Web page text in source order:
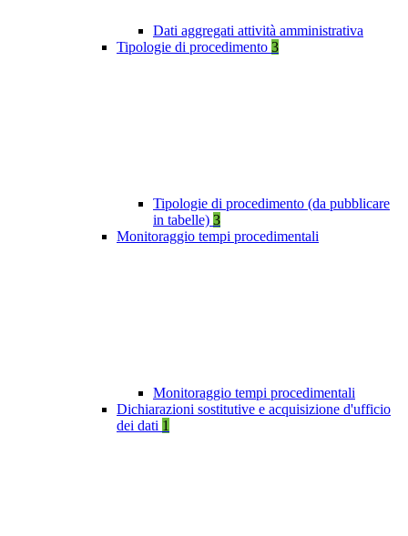
Dati aggregati attività amministrativa
Tipologie di procedimento 3
Tipologie di procedimento (da pubblicare
in tabelle) 3
Monitoraggio tempi procedimentali
Monitoraggio tempi procedimentali
Dichiarazioni sostitutive e acquisizione d'ufficio
dei dati 1